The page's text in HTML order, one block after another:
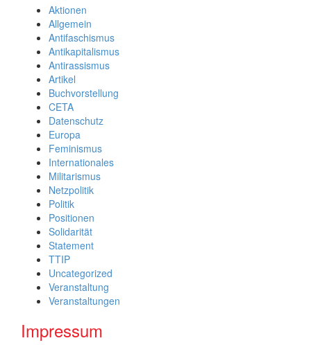
Aktionen
Allgemein
Antifaschismus
Antikapitalismus
Antirassismus
Artikel
Buchvorstellung
CETA
Datenschutz
Europa
Feminismus
Internationales
Militarismus
Netzpolitik
Politik
Positionen
Solidarität
Statement
TTIP
Uncategorized
Veranstaltung
Veranstaltungen
Impressum